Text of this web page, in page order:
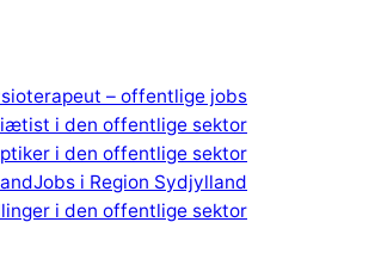
– offentlige jobs
i den offentlige sektor
i den offentlige sektor
Jobs i Region Sydjylland
i den offentlige sektor